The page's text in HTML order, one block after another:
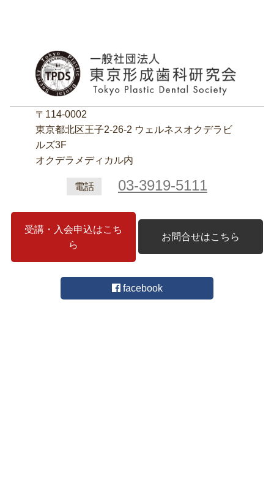
〒114-0002
東京都北区王子2‐26‐2 ウェルネスオクデラビ
ルズ3F
オクデラメディカル内
電話 03-3919-5111
受講・入会申込はこち
ら
お問合せはこちら
facebook